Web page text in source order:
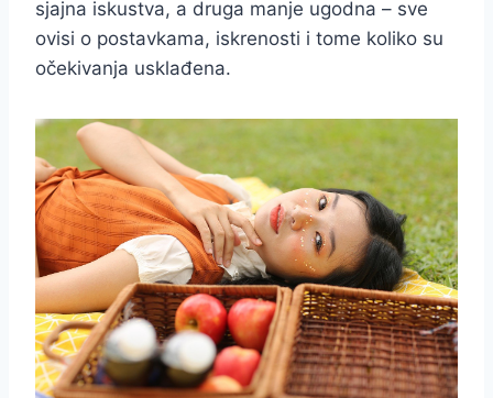
sjajna iskustva, a druga manje ugodna – sve
ovisi o postavkama, iskrenosti i tome koliko su
očekivanja usklađena.